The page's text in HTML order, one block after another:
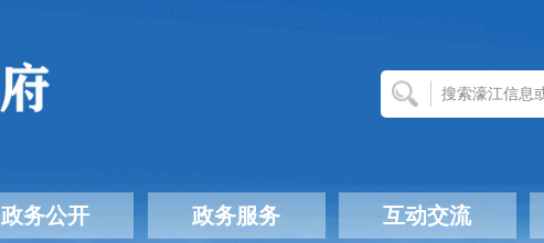
政务公开 政务服务 互动交流